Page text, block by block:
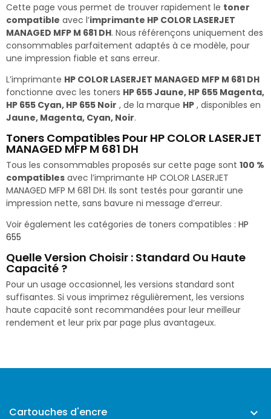
Cette page vous permet de trouver rapidement le toner
compatible avec l’imprimante HP COLOR LASERJET
MANAGED MFP M 681 DH. Nous référençons uniquement des
consommables parfaitement adaptés à ce modèle, pour
une impression fiable et sans erreur.
L’imprimante HP COLOR LASERJET MANAGED MFP M 681 DH
fonctionne avec les toners HP 655 Jaune, HP 655 Magenta,
HP 655 Cyan, HP 655 Noir , de la marque HP , disponibles en
Jaune, Magenta, Cyan, Noir.
Toners Compatibles Pour HP COLOR LASERJET
MANAGED MFP M 681 DH
Tous les consommables proposés sur cette page sont 100 %
compatibles avec l’imprimante HP COLOR LASERJET
MANAGED MFP M 681 DH. Ils sont testés pour garantir une
impression nette, sans bavure ni message d’erreur.
Voir également les catégories de toners compatibles : HP
655
Quelle Version Choisir : Standard Ou Haute
Capacité ?
Pour un usage occasionnel, les versions standard sont
suffisantes. Si vous imprimez régulièrement, les versions
haute capacité sont recommandées pour leur meilleur
rendement et leur prix par page plus avantageux.
Cartouches d'encre 